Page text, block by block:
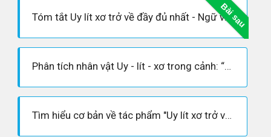
Bài sau
Tóm tắt Uy lít xơ trở về đầy đủ nhất - Ngữ văn lớp 10
Phân tích nhân vật Uy - lít - xơ trong cảnh: “Uy - lít - xơ đấu trí, đấu lực với Pô - li - phem”
Tìm hiểu cơ bản về tác phẩm "Uy lít xơ trở về" chính xác nhất